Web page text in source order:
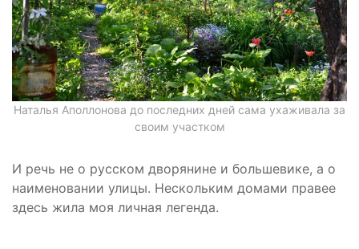
Наталья Аполлонова до последних дней сама ухаживала за
своим участком
И речь не о русском дворянине и большевике, а о
наименовании улицы. Нескольким домами правее
здесь жила моя личная легенда.